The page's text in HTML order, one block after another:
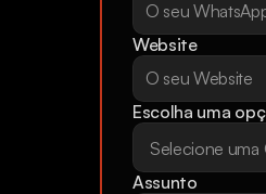
Website
Escolha uma
Assunto